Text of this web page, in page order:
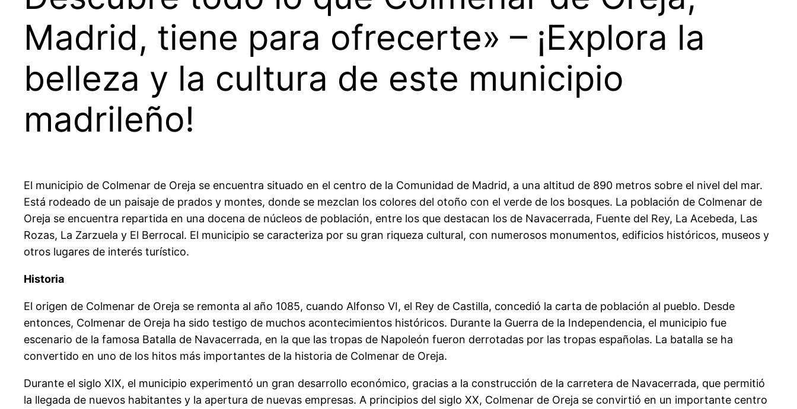
Madrid, tiene para ofrecerte» – ¡Explora la
belleza y la cultura de este municipio
madrileño!
El municipio de Colmenar de Oreja se encuentra situado en el centro de la Comunidad de Madrid, a una altitud de 890 metros sobre el nivel del mar.
Está rodeado de un paisaje de prados y montes, donde se mezclan los colores del otoño con el verde de los bosques. La población de Colmenar de
Oreja se encuentra repartida en una docena de núcleos de población, entre los que destacan los de Navacerrada, Fuente del Rey, La Acebeda, Las
Rozas, La Zarzuela y El Berrocal. El municipio se caracteriza por su gran riqueza cultural, con numerosos monumentos, edificios históricos, museos y
otros lugares de interés turístico.
Historia
El origen de Colmenar de Oreja se remonta al año 1085, cuando Alfonso VI, el Rey de Castilla, concedió la carta de población al pueblo. Desde
entonces, Colmenar de Oreja ha sido testigo de muchos acontecimientos históricos. Durante la Guerra de la Independencia, el municipio fue
escenario de la famosa Batalla de Navacerrada, en la que las tropas de Napoleón fueron derrotadas por las tropas españolas. La batalla se ha
convertido en uno de los hitos más importantes de la historia de Colmenar de Oreja.
Durante el siglo XIX, el municipio experimentó un gran desarrollo económico, gracias a la construcción de la carretera de Navacerrada, que permitió
la llegada de nuevos habitantes y la apertura de nuevas empresas. A principios del siglo XX, Colmenar de Oreja se convirtió en un importante centro